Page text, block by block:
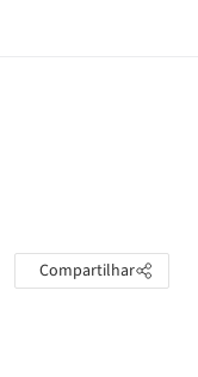
Compartilhar